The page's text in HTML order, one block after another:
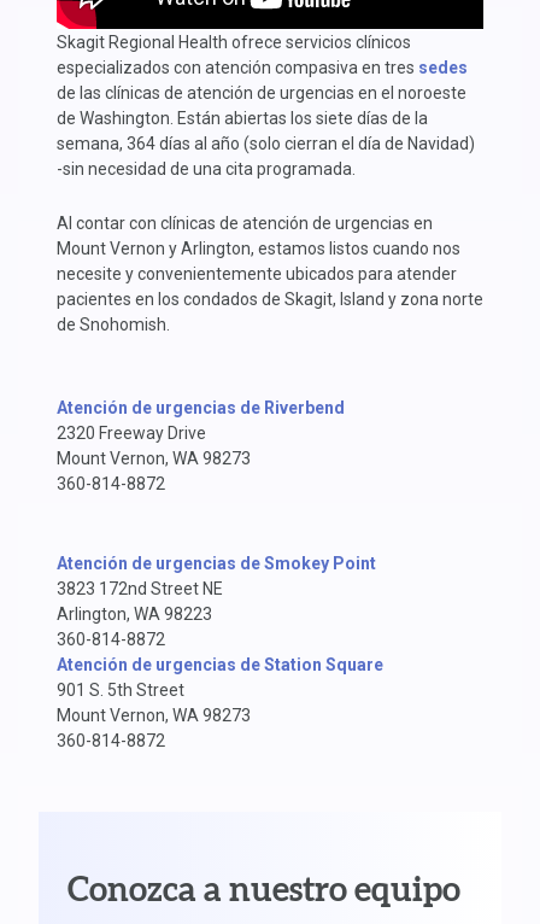
Skagit Regional Health ofrece servicios clínicos
especializados con atención compasiva en tres sedes
de las clínicas de atención de urgencias en el noroeste
de Washington. Están abiertas los siete días de la
semana, 364 días al año (solo cierran el día de Navidad)
-sin necesidad de una cita programada.
Al contar con clínicas de atención de urgencias en
Mount Vernon y Arlington, estamos listos cuando nos
necesite y convenientemente ubicados para atender
pacientes en los condados de Skagit, Island y zona norte
de Snohomish.
Atención de urgencias de Riverbend
2320 Freeway Drive
Mount Vernon, WA 98273
360-814-8872
Atención de urgencias de Smokey Point
3823 172nd Street NE
Arlington, WA 98223
360-814-8872
Atención de urgencias de Station Square
901 S. 5th Street
Mount Vernon, WA 98273
360-814-8872
Conozca a nuestro equipo